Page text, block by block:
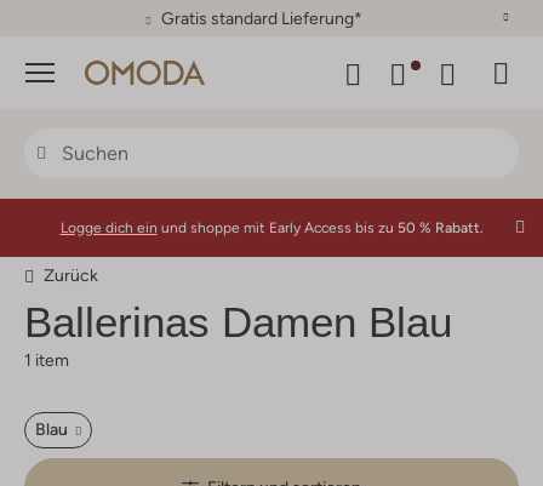
Gratis standard Lieferung*
Menü
Logge dich ein und shoppe mit Early Access bis zu 50 % Rabatt.
Zurück
Ballerinas Damen Blau
1 item
Blau